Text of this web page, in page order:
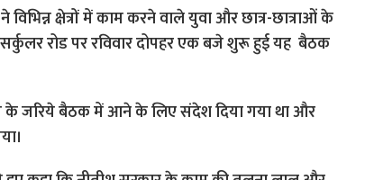
क्षेत्रों में काम करने वाले युवा और छात्र-छात्राओं के
रोड पर रविवार दोपहर एक बजे शुरू हुई यह बैठक
जरिये बैठक में आने के लिए संदेश दिया गया था और